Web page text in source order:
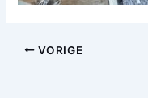
VORIGE